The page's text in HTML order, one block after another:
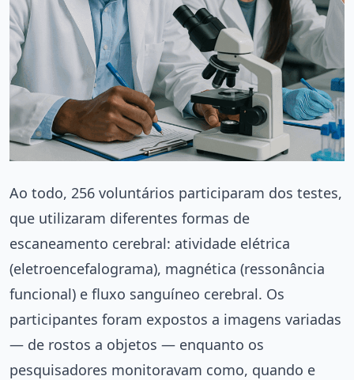
Ao todo, 256 voluntários participaram dos testes,
que utilizaram diferentes formas de
escaneamento cerebral: atividade elétrica
(eletroencefalograma), magnética (ressonância
funcional) e fluxo sanguíneo cerebral. Os
participantes foram expostos a imagens variadas
— de rostos a objetos — enquanto os
pesquisadores monitoravam como, quando e